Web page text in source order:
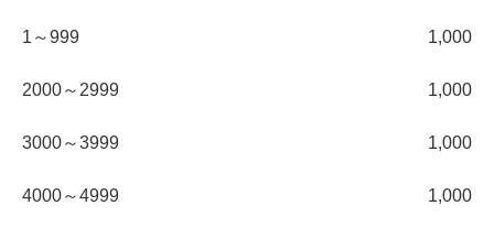
1～999 1,000
2000～2999 1,000
3000～3999 1,000
4000～4999 1,000